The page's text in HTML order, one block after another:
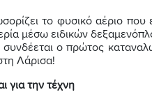
το φυσικό αέριο
μέσω ειδικών
ο πρώτος
Λάρισα!
για την τέχνη